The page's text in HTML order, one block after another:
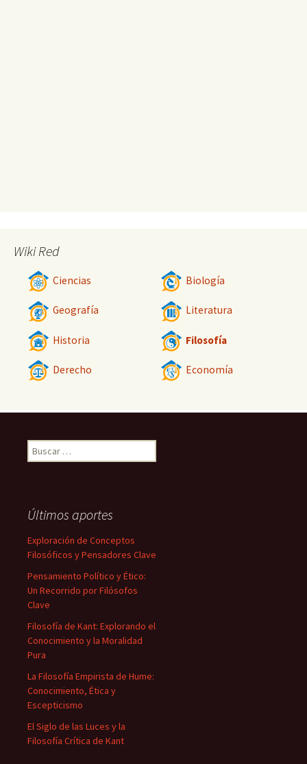
Wiki Red
Ciencias Biología
Geografía Literatura
Historia Filosofía
Derecho Economía
Buscar:
Últimos aportes
Exploración de Conceptos
Filosóficos y Pensadores Clave
Pensamiento Político y Ético:
Un Recorrido por Filósofos
Clave
Filosofía de Kant: Explorando el
Conocimiento y la Moralidad
Pura
La Filosofía Empirista de Hume:
Conocimiento, Ética y
Escepticismo
El Siglo de las Luces y la
Filosofía Crítica de Kant